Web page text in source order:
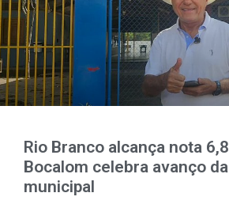
Rio Branco alcança nota
Bocalom celebra avanço
municipal